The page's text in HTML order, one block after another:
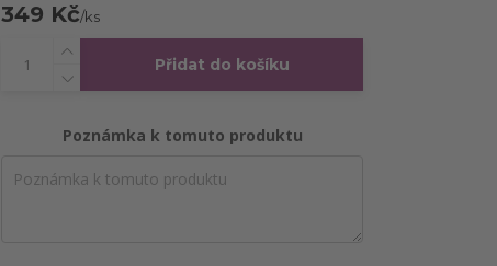
349 Kč/ks
Přidat do košíku
Poznámka k tomuto produktu